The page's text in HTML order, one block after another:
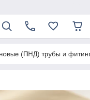
(ПНД) трубы и